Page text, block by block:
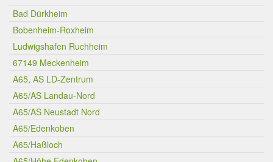
Bad Dürkheim
Bobenheim-Roxheim
Ludwigshafen Ruchheim
67149 Meckenheim
A65, AS LD-Zentrum
A65/AS Landau-Nord
A65/AS Neustadt Nord
A65/Edenkoben
A65/Haßloch